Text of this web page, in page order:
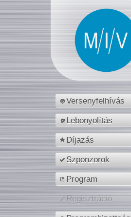
Versenyfelhívás
Lebonyolítás
Díjazás
Szponzorok
Program
Regisztráció